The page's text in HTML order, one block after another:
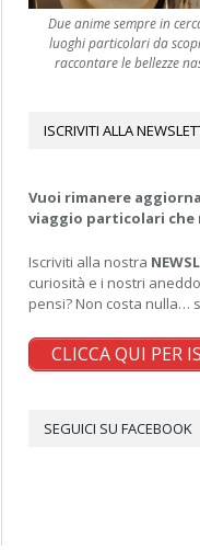
Due anime sempre in
luoghi particolari da
raccontare le bellezze
ISCRIVITI ALLA
Vuoi rimanere
viaggio particolari che
Iscriviti alla nostra
curiosità e i nostri
pensi? Non costa nulla…
CLICCA QUI PER
SEGUICI SU FACEBOOK